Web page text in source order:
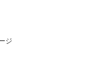
ジ